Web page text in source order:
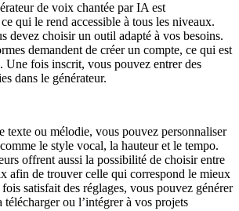
de voix chantée par IA est
qui le rend accessible à tous les niveaux.
devez choisir un outil adapté à vos besoins.
demandent de créer un compte, ce qui est
Une fois inscrit, vous pouvez entrer des
dans le générateur.
texte ou mélodie, vous pouvez personnaliser
le style vocal, la hauteur et le tempo.
offrent aussi la possibilité de choisir entre
afin de trouver celle qui correspond le mieux
satisfait des réglages, vous pouvez générer
ou l’intégrer à vos projets